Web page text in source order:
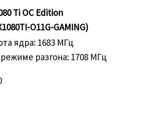
Ti OC Edition
O11G-GAMING)
ядра: 1683 МГц
разгона: 1708 МГц